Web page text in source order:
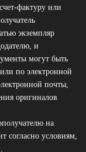
фактуру или
экземпляр
и
могут быть
по электронной
почты,
оригиналов
на
согласно условиям,